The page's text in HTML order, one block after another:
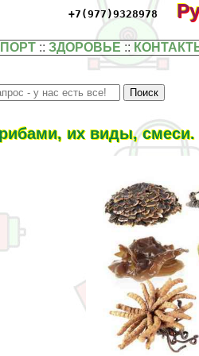
+7(977)9328978
::ЗДОРОВЬЕ ::
их виды,